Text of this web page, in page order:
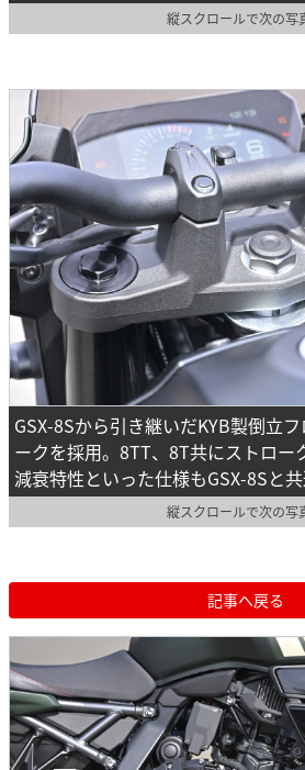
縦スクロールで次の写
GSX-8Sから引き継いだKYB製倒立
ークを採用。8TT、8T共にストロー
減衰特性といった仕様もGSX-8Sと共
縦スクロールで次の写
記事へ戻る